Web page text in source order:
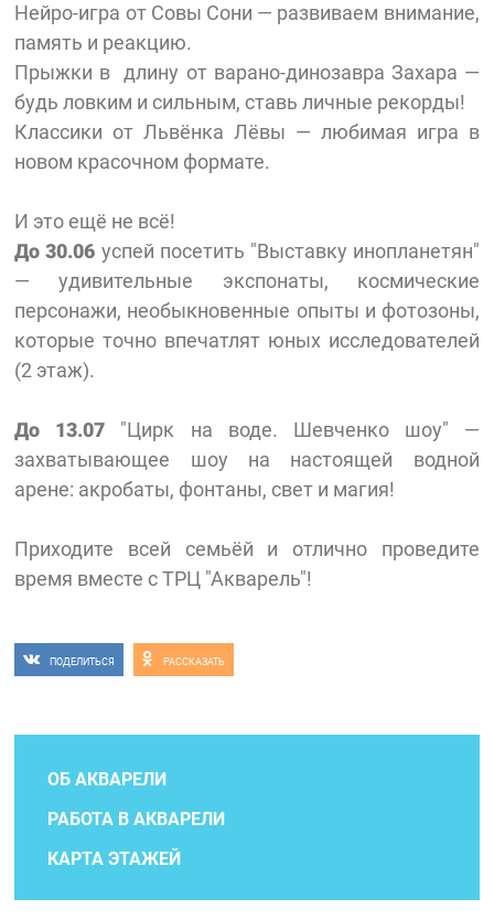
Нейро-игра от Совы Сони — развиваем внимание,
память и реакцию.
Прыжки в длину от варано-динозавра Захара —
будь ловким и сильным, ставь личные рекорды!
Классики от Львёнка Лёвы — любимая игра в
новом красочном формате.
И это ещё не всё!
До 30.06 успей посетить "Выставку инопланетян"
— удивительные экспонаты, космические
персонажи, необыкновенные опыты и фотозоны,
которые точно впечатлят юных исследователей
(2 этаж).
До 13.07 "Цирк на воде. Шевченко шоу" —
захватывающее шоу на настоящей водной
арене: акробаты, фонтаны, свет и магия!
Приходите всей семьёй и отлично проведите
время вместе с ТРЦ "Акварель"!
ПОДЕЛИТЬСЯ РАССКАЗАТЬ
ОБ АКВАРЕЛИ
РАБОТА В АКВАРЕЛИ
КАРТА ЭТАЖЕЙ